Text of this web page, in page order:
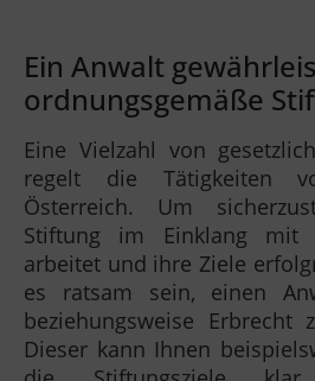
Ein Anwalt
ordnungsgemäße
Eine Vielzahl von
regelt die Tätigkeiten
Österreich. Um
Stiftung im Einklang mit
arbeitet und ihre Ziele
es ratsam sein, einen
beziehungsweise Erbrecht
Dieser kann Ihnen